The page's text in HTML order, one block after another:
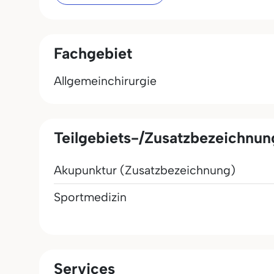
Fachgebiet
Allgemeinchirurgie
Teilgebiets-/
Akupunktur (Zusatzbezeichnung)
Sportmedizin
Services